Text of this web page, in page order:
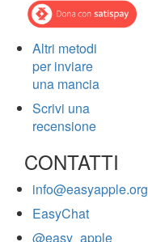
Altri metodi
per inviare
una mancia
Scrivi una
recensione
CONTATTI
info@easyapple.org
EasyChat
@easy_apple